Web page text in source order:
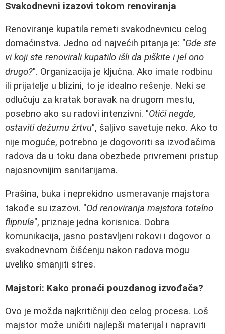
Svakodnevni izazovi tokom renoviranja
Renoviranje kupatila remeti svakodnevnicu celog
domaćinstva. Jedno od najvećih pitanja je: "Gde ste
vi koji ste renovirali kupatilo išli da piškite i jel ono
drugo?". Organizacija je ključna. Ako imate rodbinu
ili prijatelje u blizini, to je idealno rešenje. Neki se
odlučuju za kratak boravak na drugom mestu,
posebno ako su radovi intenzivni. "Otići negde,
ostaviti dežurnu žrtvu", šaljivo savetuje neko. Ako to
nije moguće, potrebno je dogovoriti sa izvođačima
radova da u toku dana obezbede privremeni pristup
najosnovnijim sanitarijama.
Prašina, buka i neprekidno usmeravanje majstora
takođe su izazovi. "Od renoviranja majstora totalno
flipnula", priznaje jedna korisnica. Dobra
komunikacija, jasno postavljeni rokovi i dogovor o
svakodnevnom čišćenju nakon radova mogu
uveliko smanjiti stres.
Majstori: Kako pronaći pouzdanog izvođača?
Ovo je možda najkritičniji deo celog procesa. Loš
majstor može uničiti najlepši materijal i napraviti